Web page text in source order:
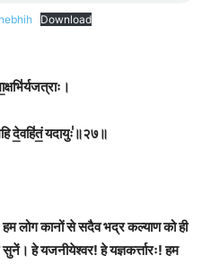
Download
दे॒वहि॑तं॒ यदायुः॑॥२७॥
हम लोग कानों से सदैव भद्र कल्याण को ही
हे यजनीयेश्वर! हे यज्ञकर्त्तारः! हम